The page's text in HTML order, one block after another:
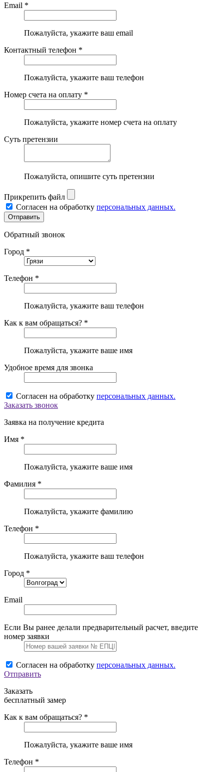
Email *
Пожалуйста, укажите ваш email
Контактный телефон *
Пожалуйста, укажите ваш телефон
Номер счета на оплату *
Пожалуйста, укажите номер счета на оплату
Суть претензии
Пожалуйста, опишите суть претензии
Прикрепить файл
Согласен на обработку персональных данных.
Обратный звонок
Город *
Телефон *
Пожалуйста, укажите ваш телефон
Как к вам обращаться? *
Пожалуйста, укажите ваше имя
Удобное время для звонка
Согласен на обработку персональных данных.
Заказать звонок
Заявка на получение кредита
Имя *
Пожалуйста, укажите ваше имя
Фамилия *
Пожалуйста, укажите фамилию
Телефон *
Пожалуйста, укажите ваш телефон
Город *
Email
Если Вы ранее делали предварительный расчет, введите
номер заявки
Согласен на обработку персональных данных.
Отправить
Заказать
бесплатный замер
Как к вам обращаться? *
Пожалуйста, укажите ваше имя
Телефон *